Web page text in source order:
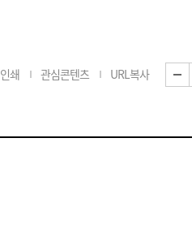
인쇄 관심콘텐츠 URL복사